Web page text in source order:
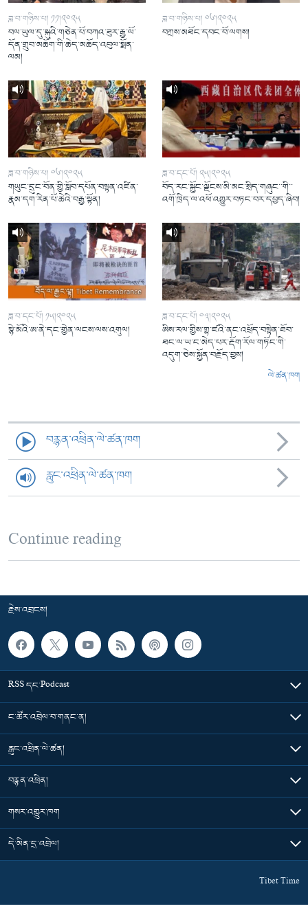
ཟླ་བ་གཉིས་པ། ༡༡།༢༠༢༥
བལ་ཡུལ་དུ་སྐུའི་གཅེན་པོ་བཀའ་ཟུར་རྒྱ་ལོ་
དོན་གྲུབ་མཆོག་གི་ཆེད་མཆོད་འབུལ་སྨོན་
ལམ།
ཟླ་བ་གཉིས་པ། ༠༦།༢༠༢༥
བཀྲས་མཐོང་དབང་བོ་ལགས།
ཟླ་བ་གཉིས་པ། ༠༦།༢༠༢༥
གཡུང་དྲུང་བོན་གྱི་སློབ་དཔོན་བསྟན་འཛིན་
རྣམ་དག་རིན་པོ་ཆེའི་བརྒྱ་སྟོན།
ཟླ་བ་དང་པོ། ༢༥།༢༠༢༥
བོད་རང་སྐྱོང་ལྗོངས་མི་མང་སྲིད་གཞུང་་གི་་
འགོ་ཁྲིད་ལ་འཕོ་འགྱུར་བཏང་བར་དཔྱད་ཞིབ།
ཟླ་བ་དང་པོ། ༡༥།༢༠༢༥
སྙེ་མོའི་ཨ་ནེ་དང་གྱེན་ལངས་ལས་འགུལ།
ཟླ་བ་དང་པོ། ༠༣།༢༠༢༥
ཨིས་རལ་གྱིས་གྷ་ཛའི་ནང་འཕྲོད་བསྟེན་ཐོབ་
ཐང་ལ་ཡ་ང་མེད་པར་རྡོག་རོལ་གཏོང་གི་
འདུག་ཅེས་སྐྱོན་བརྗོད་བྱས།
ལེ་ཚན་ཁག
བརྙན་འཕྲིན་ལེ་ཚན་ཁག
རླུང་འཕྲིན་ལེ་ཚན་ཁག
Continue reading
རྗེས་འབྲངས།
RSS དང་Podcast
ང་ཚོར་འབྲེལ་བ་གནང་ན།
རླུང་འཕྲིན་ལེ་ཚན།
བརྙན་འཕྲིན།
གསར་འགྱུར་ཁག
དེ་མིན་དྲ་འབྲེལ།
Tibet Time